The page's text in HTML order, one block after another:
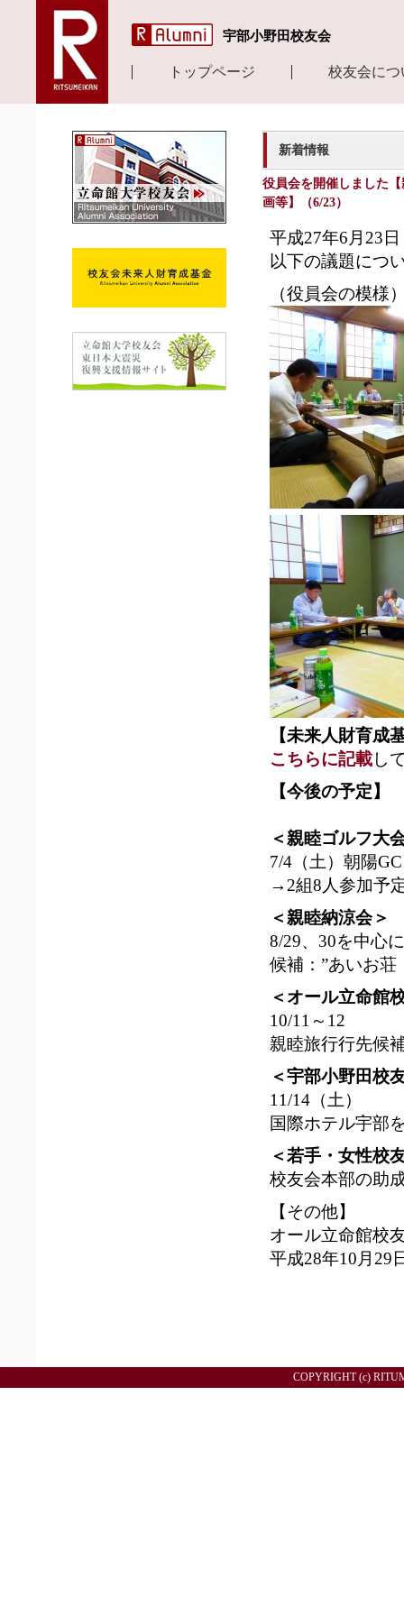
宇部小野田校友会
トップページ 校友会につ
新着情報
役員会を開催しました
画等】（6/23）
平成27年6月23
以下の議題につ
（役員会の模様
【未来人財育成
こちらに記載し
【今後の予定】
＜親睦ゴルフ大
7/4（土）朝陽
→2組8人参加予
＜親睦納涼会＞
8/29、30を中心
候補：”あいお荘
＜オール立命館
10/11～12
親睦旅行行先候
＜宇部小野田校
11/14（土）
国際ホテル宇部
＜若手・女性校
校友会本部の助
【その他】
オール立命館校
平成28年10月29
COPYRIGHT (c)